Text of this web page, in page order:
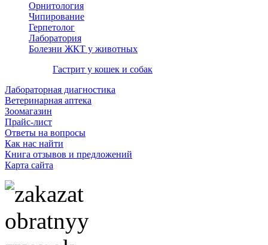
Орнитология
Чипирование
Герпетолог
Лаборатория
Болезни ЖКТ у животных
Гастрит у кошек и собак
Лабораторная диагностика
Ветеринарная аптека
Зоомагазин
Прайс-лист
Ответы на вопросы
Как нас найти
Книга отзывов и предложений
Карта сайта